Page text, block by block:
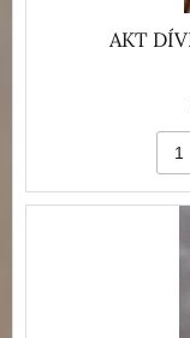
AKT